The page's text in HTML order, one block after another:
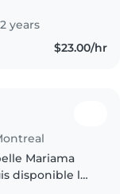
les enfants
dans une
years
$23.00/hr
Mariama
disponible les